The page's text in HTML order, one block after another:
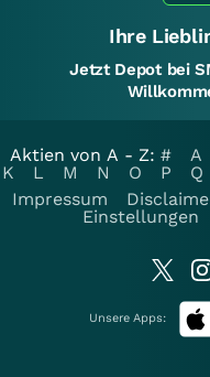
Ihre
Jetzt Depot bei
Aktien von A - Z: # A
K
L M N O P Q
Impressum
Einstellungen
Unsere Apps: